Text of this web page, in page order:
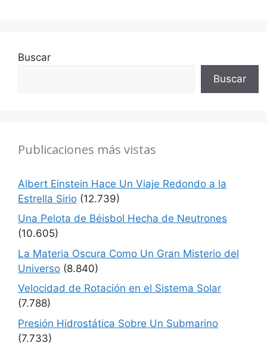
Buscar
Buscar
Publicaciones más vistas
Albert Einstein Hace Un Viaje Redondo a la
Estrella Sirio (12.739)
Una Pelota de Béisbol Hecha de Neutrones
(10.605)
La Materia Oscura Como Un Gran Misterio del
Universo (8.840)
Velocidad de Rotación en el Sistema Solar
(7.788)
Presión Hidrostática Sobre Un Submarino
(7.733)